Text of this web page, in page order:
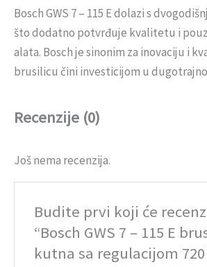
Bosch GWS 7 – 115 E dolazi s
što dodatno potvrđuje kvalitetu i
alata. Bosch je sinonim za inovaciju i
brusilicu čini investicijom u
Recenzije (0)
Još nema recenzija.
Budite prvi koji će
“Bosch GWS 7 – 115 E
kutna sa regulacijom 720